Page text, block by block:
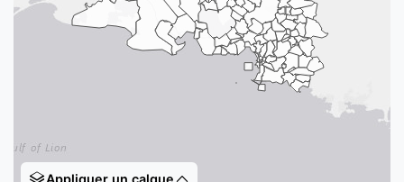
Appliquer un calque